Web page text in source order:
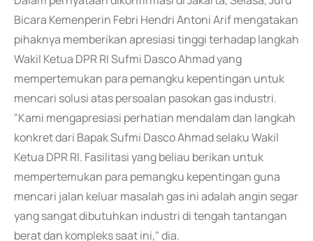
Bicara Kemenperin Febri Hendri Antoni Arif mengatakan
pihaknya memberikan apresiasi tinggi terhadap langkah
Wakil Ketua DPR RI Sufmi Dasco Ahmad yang
mempertemukan para pemangku kepentingan untuk
mencari solusi atas persoalan pasokan gas industri.
"Kami mengapresiasi perhatian mendalam dan langkah
konkret dari Bapak Sufmi Dasco Ahmad selaku Wakil
Ketua DPR RI. Fasilitasi yang beliau berikan untuk
mempertemukan para pemangku kepentingan guna
mencari jalan keluar masalah gas ini adalah angin segar
yang sangat dibutuhkan industri di tengah tantangan
berat dan kompleks saat ini," dia.